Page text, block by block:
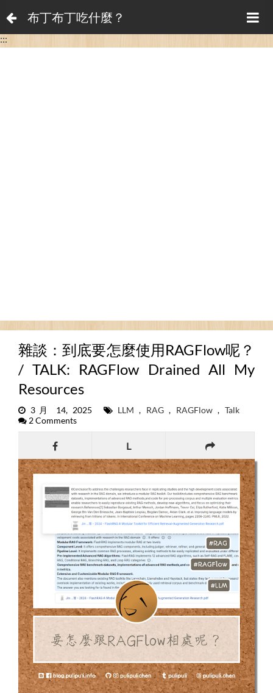
布丁布丁吃什麼？
:::
雜談：到底要怎麼使用RAGFlow呢？
/ TALK: RAGFlow Drained All My
Resources
3月 14, 2025 LLM , RAG, RAGFlow, Talk
2 Comments
L